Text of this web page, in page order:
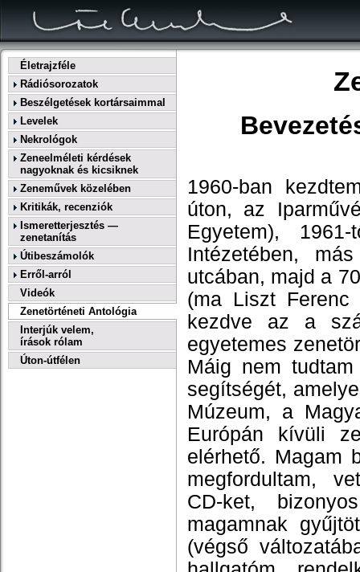
Életrajzféle
Rádiósorozatok
Beszélgetések kortársaimmal
Levelek
Nekrológok
Zeneelméleti kérdések
nagyoknak és kicsiknek
Zeneművek közelében
Kritikák, recenziók
Ismeretterjesztés —
zenetanítás
Útibeszámolók
Erről-arról
Videók
Zenetörténeti Antológia
Interjúk velem,
írások rólam
Úton-útfélen
1960-ban
úton, az
Egyetem), 1961-
Intézetében,
utcában, majd a
(ma Liszt Ferenc
kezdve az a
egyetemes
Máig nem
segítségét,
Múzeum, a
Európán kívüli
elérhető. Magam
megfordultam,
CD-ket,
magamnak
(végső